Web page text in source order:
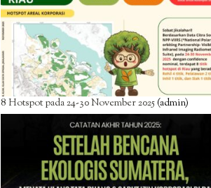
8 Hotspot pada 24-30 November 2025(admin)